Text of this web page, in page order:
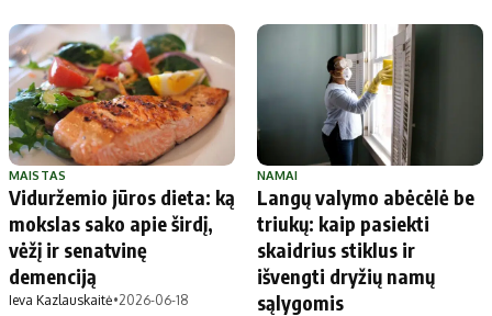
MAISTAS
Viduržemio jūros dieta: ką
mokslas sako apie širdį,
vėžį ir senatvinę
demenciją
Ieva Kazlauskaitė•2026-06-18
NAMAI
Langų valymo abėcėlė be
triukų: kaip pasiekti
skaidrius stiklus ir
išvengti dryžių namų
sąlygomis